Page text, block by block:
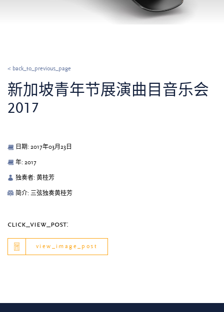
< back_to_previous_page
新加坡青年节展演曲目音乐会
2017
日期: 2017年03月23日
年: 2017
独奏者: 黄桂芳
简介: 三弦独奏黄桂芳
click_view_post:
view_image_post